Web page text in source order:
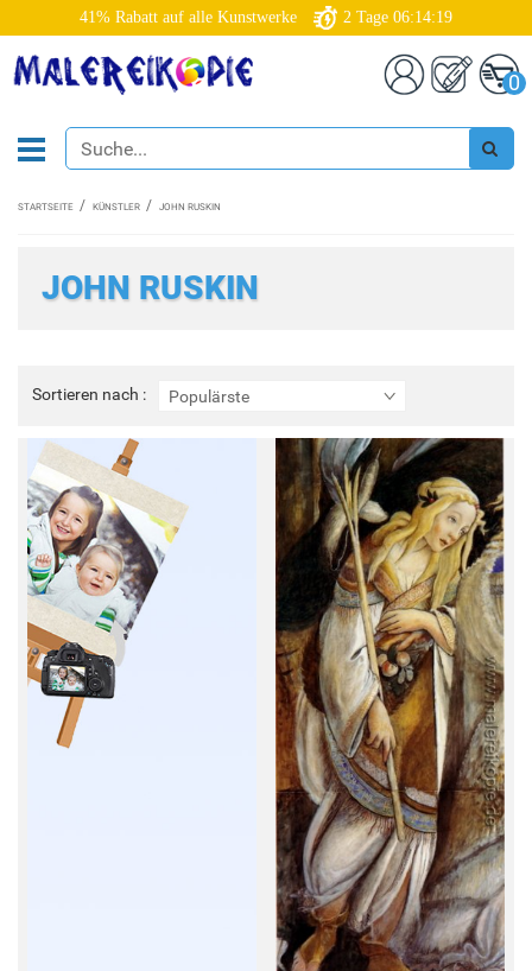
41% Rabatt auf alle Kunstwerke 2 Tage 06:14:17
0
STARTSEITE KÜNSTLER JOHN RUSKIN
JOHN RUSKIN
Sortieren nach : Populärste
Sortieren
nach